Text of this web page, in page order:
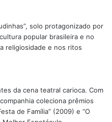
solo protagonizado por
popular brasileira e no
religiosidade e nos ritos
da cena teatral carioca. Com
coleciona prêmios
de Família” (2009) e “O